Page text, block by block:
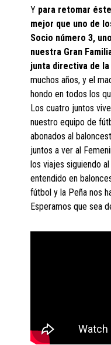
Y para retomar
mejor que uno de
Socio número 3,
nuestra Gran
junta directiva de la
muchos años, y el
hondo en todos los
Los cuatro juntos
nuestro equipo de
abonados al
juntos a ver al
los viajes siguiendo
entendido en
fútbol y la Peña nos
Esperamos que sea